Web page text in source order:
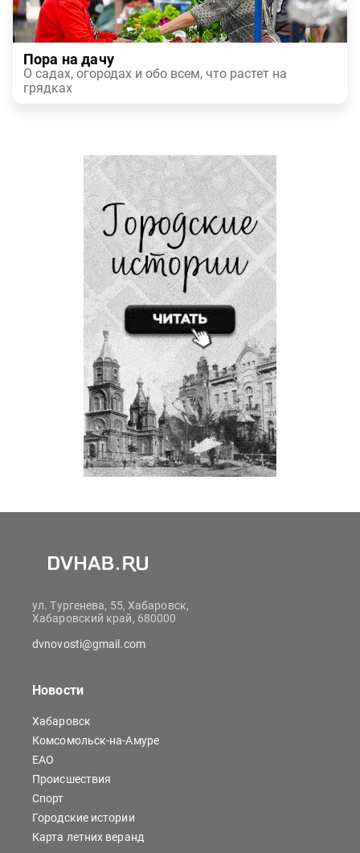
Пора на дачу
О садах, огородах и обо всем, что растет на
грядках
ул. Тургенева, 55, Хабаровск,
Хабаровский край, 680000
dvnovosti@gmail.com
Новости
Хабаровск
Комсомольск-на-Амуре
ЕАО
Происшествия
Спорт
Городские истории
Карта летних веранд